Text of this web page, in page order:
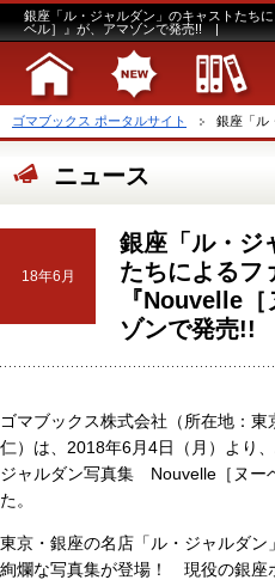
銀座「ル・ジャルダン」のキャストたち
ベル］』が、アマゾンで発売!! |
ゴマブックス ポータルサイト 銀座「ル
ニュース
18年6月
銀座「ル・ジ
たちによるフ
『Nouvelle
ゾンで発売!!
ゴマブックス株式会社（所在地：
仁）は、2018年6月4日（月）より
ジャルダン写真集 Nouvelle［ヌー
た。
東京・銀座の名店「ル・ジャルダ
絢爛な写真集が登場！ 現役の銀座